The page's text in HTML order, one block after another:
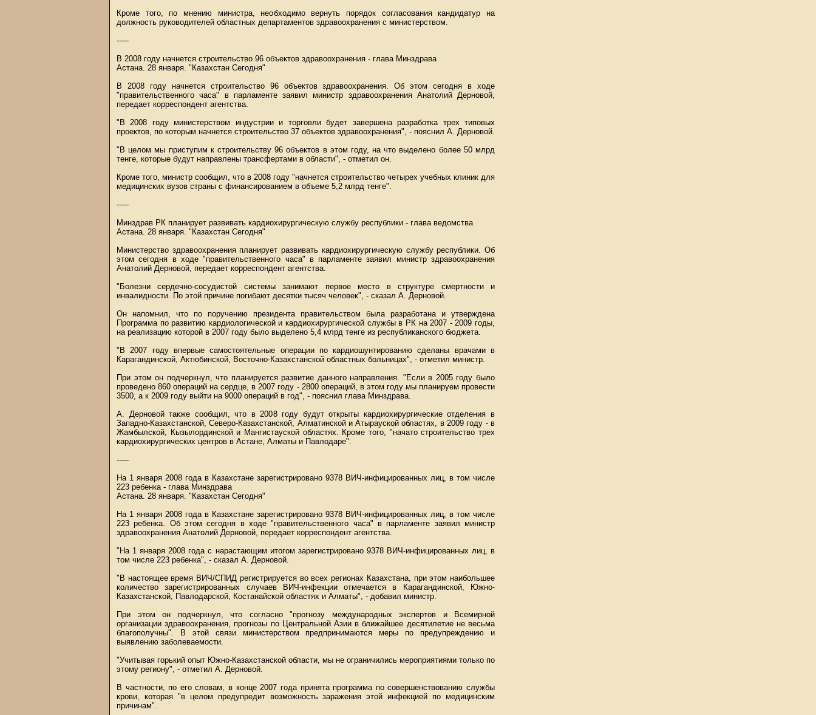
Кроме того, по мнению министра, необходимо вернуть порядок согласования кандидатур на
должность руководителей областных департаментов здравоохранения с министерством.
-----
В 2008 году начнется строительство 96 объектов здравоохранения - глава Минздрава
Астана. 28 января. "Казахстан Сегодня"
В 2008 году начнется строительство 96 объектов здравоохранения. Об этом сегодня в ходе
"правительственного часа" в парламенте заявил министр здравоохранения Анатолий Дерновой,
передает корреспондент агентства.
"В 2008 году министерством индустрии и торговли будет завершена разработка трех типовых
проектов, по которым начнется строительство 37 объектов здравоохранения", - пояснил А. Дерновой.
"В целом мы приступим к строительству 96 объектов в этом году, на что выделено более 50 млрд
тенге, которые будут направлены трансфертами в области", - отметил он.
Кроме того, министр сообщил, что в 2008 году "начнется строительство четырех учебных клиник для
медицинских вузов страны с финансированием в объеме 5,2 млрд тенге".
-----
Минздрав РК планирует развивать кардиохирургическую службу республики - глава ведомства
Астана. 28 января. "Казахстан Сегодня"
Министерство здравоохранения планирует развивать кардиохирургическую службу республики. Об
этом сегодня в ходе "правительственного часа" в парламенте заявил министр здравоохранения
Анатолий Дерновой, передает корреспондент агентства.
"Болезни сердечно-сосудистой системы занимают первое место в структуре смертности и
инвалидности. По этой причине погибают десятки тысяч человек", - сказал А. Дерновой.
Он напомнил, что по поручению президента правительством была разработана и утверждена
Программа по развитию кардиологической и кардиохирургической службы в РК на 2007 - 2009 годы,
на реализацию которой в 2007 году было выделено 5,4 млрд тенге из республиканского бюджета.
"В 2007 году впервые самостоятельные операции по кардиошунтированию сделаны врачами в
Карагандинской, Актюбинской, Восточно-Казахстанской областных больницах", - отметил министр.
При этом он подчеркнул, что планируется развитие данного направления. "Если в 2005 году было
проведено 860 операций на сердце, в 2007 году - 2800 операций, в этом году мы планируем провести
3500, а к 2009 году выйти на 9000 операций в год", - пояснил глава Минздрава.
А. Дерновой также сообщил, что в 2008 году будут открыты кардиохирургические отделения в
Западно-Казахстанской, Северо-Казахстанской, Алматинской и Атырауской областях, в 2009 году - в
Жамбылской, Кызылординской и Мангистауской областях. Кроме того, "начато строительство трех
кардиохирургических центров в Астане, Алматы и Павлодаре".
-----
На 1 января 2008 года в Казахстане зарегистрировано 9378 ВИЧ-инфицированных лиц, в том числе
223 ребенка - глава Минздрава
Астана. 28 января. "Казахстан Сегодня"
На 1 января 2008 года в Казахстане зарегистрировано 9378 ВИЧ-инфицированных лиц, в том числе
223 ребенка. Об этом сегодня в ходе "правительственного часа" в парламенте заявил министр
здравоохранения Анатолий Дерновой, передает корреспондент агентства.
"На 1 января 2008 года с нарастающим итогом зарегистрировано 9378 ВИЧ-инфицированных лиц, в
том числе 223 ребенка", - сказал А. Дерновой.
"В настоящее время ВИЧ/СПИД регистрируется во всех регионах Казахстана, при этом наибольшее
количество зарегистрированных случаев ВИЧ-инфекции отмечается в Карагандинской, Южно-
Казахстанской, Павлодарской, Костанайской областях и Алматы", - добавил министр.
При этом он подчеркнул, что согласно "прогнозу международных экспертов и Всемирной
организации здравоохранения, прогнозы по Центральной Азии в ближайшее десятилетие не весьма
благополучны". В этой связи министерством предпринимаются меры по предупреждению и
выявлению заболеваемости.
"Учитывая горький опыт Южно-Казахстанской области, мы не ограничились мероприятиями только по
этому региону", - отметил А. Дерновой.
В частности, по его словам, в конце 2007 года принята программа по совершенствованию службы
крови, которая "в целом предупредит возможность заражения этой инфекцией по медицинским
причинам".